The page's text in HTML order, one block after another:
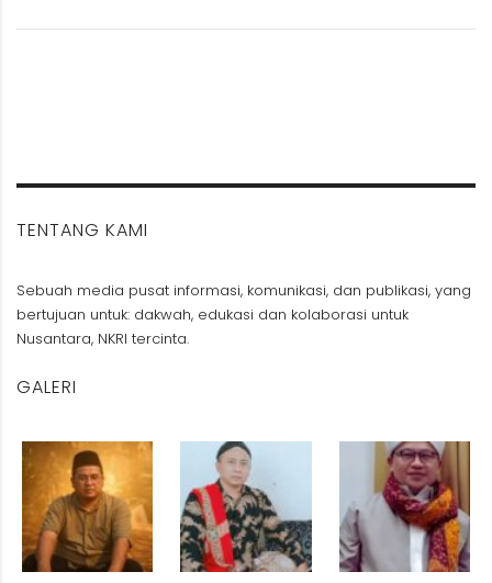
TENTANG KAMI
Sebuah media pusat informasi, komunikasi, dan publikasi, yang
bertujuan untuk: dakwah, edukasi dan kolaborasi untuk
Nusantara, NKRI tercinta.
GALERI